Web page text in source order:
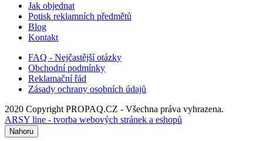
Jak objednat
Potisk reklamních předmětů
Blog
Kontakt
FAQ - Nejčastější otázky
Obchodní podmínky
Reklamační řád
Zásady ochrany osobních údajů
2020 Copyright PROPAQ.CZ - Všechna práva vyhrazena.
ARSY line - tvorba webových stránek a eshopů
Nahoru